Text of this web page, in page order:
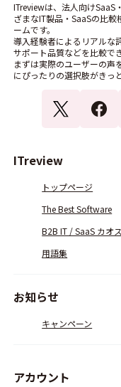
ITreviewは、法人向けSaaS
ざまなIT製品・SaaSの比
ームです。
導入経験者によるリアルな
サポート品質などを比較でき
まずは実際のユーザーの声
にぴったりの選択肢がきっ
ITreview
トップページ
The Best Software
B2B IT / SaaS カオ
用語集
お知らせ
キャンペーン
アカウント